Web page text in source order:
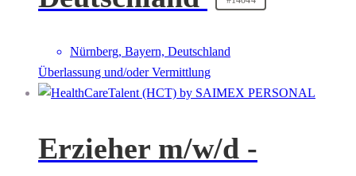
Nürnberg, Bayern, Deutschland
Überlassung und/oder Vermittlung
Erzieher m/w/d -